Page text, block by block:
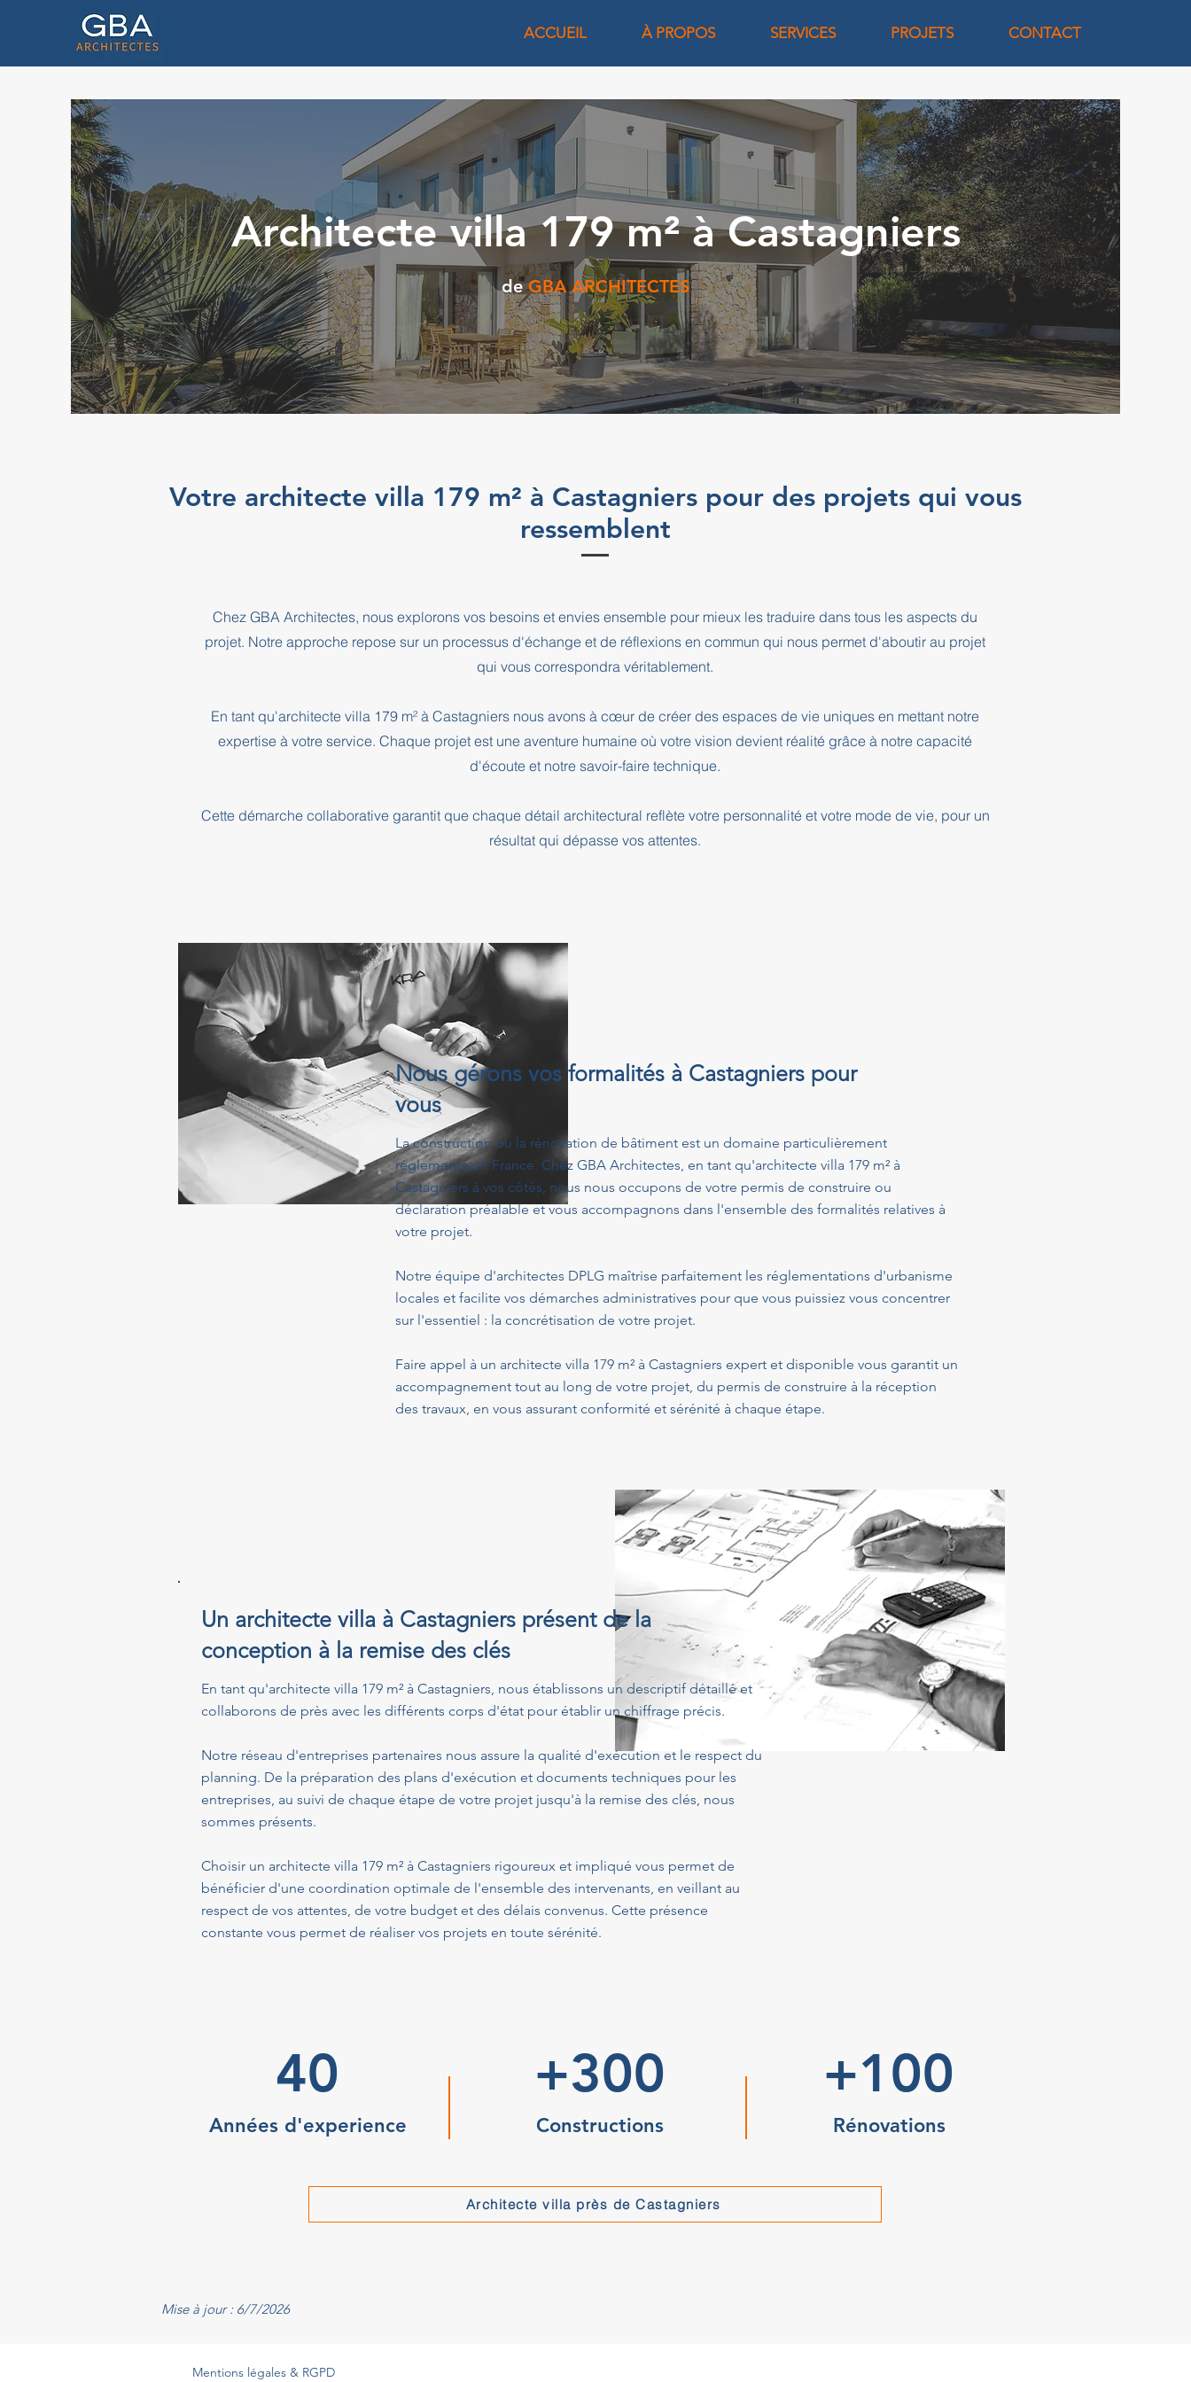
ACCUEIL À PROPOS SERVICES PROJETS CONTACT
Architecte villa 179 m² à Castagniers
de GBA ARCHITECTES
Votre architecte villa 179 m² à Castagniers pour des projets qui vous
ressemblent
Chez GBA Architectes, nous explorons vos besoins et envies ensemble pour mieux les traduire dans tous les aspects du
projet. Notre approche repose sur un processus d'échange et de réflexions en commun qui nous permet d'aboutir au projet
qui vous correspondra véritablement.
En tant qu'architecte villa 179 m² à Castagniers nous avons à cœur de créer des espaces de vie uniques en mettant notre
expertise à votre service. Chaque projet est une aventure humaine où votre vision devient réalité grâce à notre capacité
d'écoute et notre savoir-faire technique.
Cette démarche collaborative garantit que chaque détail architectural reflète votre personnalité et votre mode de vie, pour un
résultat qui dépasse vos attentes.
Nous gérons vos formalités à Castagniers pour
vous
La construction ou la rénovation de bâtiment est un domaine particulièrement
réglementé en France. Chez GBA Architectes, en tant qu'architecte villa 179 m² à
Castagniers à vos côtés, nous nous occupons de votre permis de construire ou
déclaration préalable et vous accompagnons dans l'ensemble des formalités relatives à
votre projet.
Notre équipe d'architectes DPLG maîtrise parfaitement les réglementations d'urbanisme
locales et facilite vos démarches administratives pour que vous puissiez vous concentrer
sur l'essentiel : la concrétisation de votre projet.
Faire appel à un architecte villa 179 m² à Castagniers expert et disponible vous garantit un
accompagnement tout au long de votre projet, du permis de construire à la réception
des travaux, en vous assurant conformité et sérénité à chaque étape.
Un architecte villa à Castagniers présent de la
conception à la remise des clés
En tant qu'architecte villa 179 m² à Castagniers, nous établissons un descriptif détaillé et
collaborons de près avec les différents corps d'état pour établir un chiffrage précis.
Notre réseau d'entreprises partenaires nous assure la qualité d'exécution et le respect du
planning. De la préparation des plans d'exécution et documents techniques pour les
entreprises, au suivi de chaque étape de votre projet jusqu'à la remise des clés, nous
sommes présents.
Choisir un architecte villa 179 m² à Castagniers rigoureux et impliqué vous permet de
bénéficier d'une coordination optimale de l'ensemble des intervenants, en veillant au
respect de vos attentes, de votre budget et des délais convenus. Cette présence
constante vous permet de réaliser vos projets en toute sérénité.
40
Années d'experience
+300
Constructions
+100
Rénovations
Architecte villa près de Castagniers
Mise à jour : 6/7/2026
Mentions légales & RGPD